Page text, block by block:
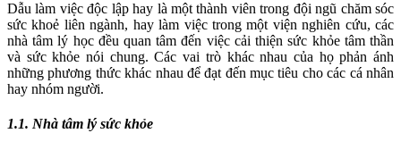
Dẫu làm việc độc lập hay là một thành viên trong đội ngũ chăm sóc
sức khoẻ liên ngành, hay làm việc trong một viện nghiên cứu, các
nhà tâm lý học đều quan tâm đến việc cải thiện sức khỏe tâm thần
và sức khỏe nói chung. Các vai trò khác nhau của họ phản ánh
những phương thức khác nhau để đạt đến mục tiêu cho các cá nhân
hay nhóm người.
1.1. Nhà tâm lý sức khỏe